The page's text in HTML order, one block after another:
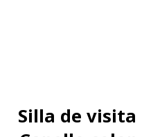
Silla de visita